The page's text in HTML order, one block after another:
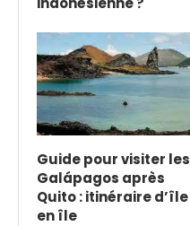
Guide pour visiter les
Galápagos après
Quito : itinéraire d’île
en île